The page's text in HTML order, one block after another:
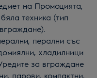
на Промоцията,
техника (тип
).
перални със
хладилници
за вграждане
парови, компактни,